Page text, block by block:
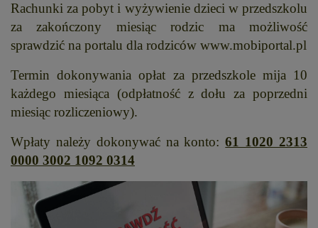
Rachunki za pobyt i wyżywienie dzieci w przedszkolu
za zakończony miesiąc rodzic ma możliwość
sprawdzić na portalu dla rodziców www.mobiportal.pl
Termin dokonywania opłat za przedszkole mija 10
każdego miesiąca (odpłatność z dołu za poprzedni
miesiąc rozliczeniowy).
Wpłaty należy dokonywać na konto:61 1020 2313
0000 3002 1092 0314